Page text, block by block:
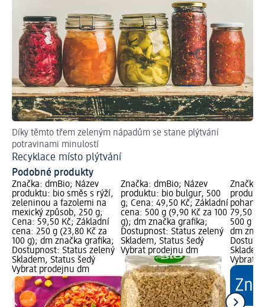
Díky těmto třem zeleným nápadům se stane plýtvání
potravinami minulostí
Recyklace místo plýtvání
Podobné produkty
Značka: dmBio; Název
produktu: bio směs s rýží,
zeleninou a fazolemi na
mexický způsob, 250 g;
Cena: 59,50 Kč; Základní
cena: 250 g (23,80 Kč za
100 g); dm značka grafika;
Dostupnost: Status zelený
Skladem, Status šedý
Vybrat prodejnu dm
Značka: dmBio; Název
produktu: bio bulgur, 500
g; Cena: 49,50 Kč; Základní
cena: 500 g (9,90 Kč za 100
g); dm značka grafika;
Dostupnost: Status zelený
Skladem, Status šedý
Vybrat prodejnu dm
Značka:
79,50
500 g
dm
Vybrat